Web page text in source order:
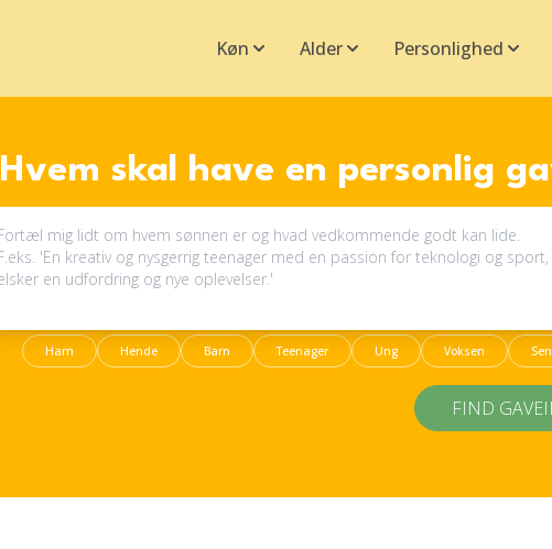
Køn Alder Personlighed
Hvem skal have en personlig
Ham Hende Barn Teenager Ung Voksen
FIND